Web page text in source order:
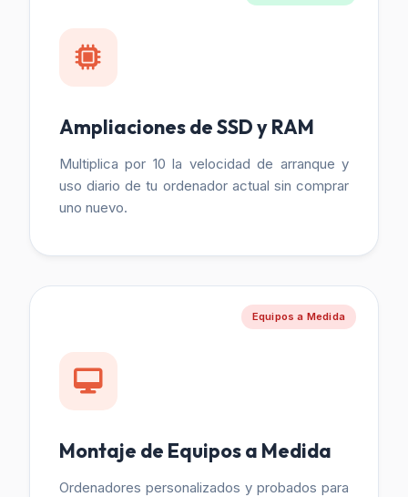
Ampliaciones de SSD y RAM
Multiplica por 10 la velocidad de arranque y
uso diario de tu ordenador actual sin comprar
uno nuevo.
Equipos a Medida
Montaje de Equipos a Medida
Ordenadores personalizados y probados para